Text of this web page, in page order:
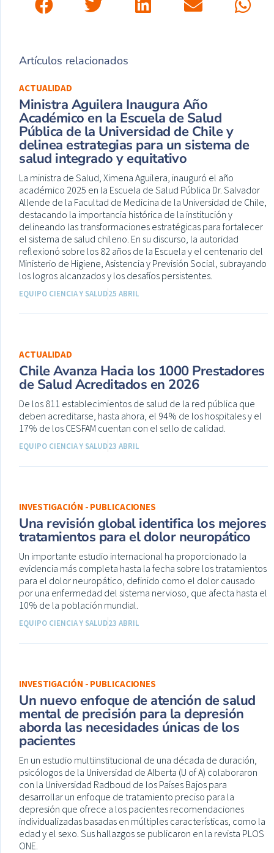
Artículos relacionados
ACTUALIDAD
Ministra Aguilera Inaugura Año
Académico en la Escuela de Salud
Pública de la Universidad de Chile y
delinea estrategias para un sistema de
salud integrado y equitativo
La ministra de Salud, Ximena Aguilera, inauguró el año
académico 2025 en la Escuela de Salud Pública Dr. Salvador
Allende de la Facultad de Medicina de la Universidad de Chile,
destacando la importancia histórica de la institución y
delineando las transformaciones estratégicas para fortalecer
el sistema de salud chileno. En su discurso, la autoridad
reflexionó sobre los 82 años de la Escuela y el centenario del
Ministerio de Higiene, Asistencia y Previsión Social, subrayando
los logros alcanzados y los desafíos persistentes.
EQUIPO CIENCIA Y SALUD25 ABRIL
ACTUALIDAD
Chile Avanza Hacia los 1000 Prestadores
de Salud Acreditados en 2026
De los 811 establecimientos de salud de la red pública que
deben acreditarse, hasta ahora, el 94% de los hospitales y el
17% de los CESFAM cuentan con el sello de calidad.
EQUIPO CIENCIA Y SALUD23 ABRIL
INVESTIGACIÓN - PUBLICACIONES
Una revisión global identifica los mejores
tratamientos para el dolor neuropático
Un importante estudio internacional ha proporcionado la
evidencia más completa hasta la fecha sobre los tratamientos
para el dolor neuropático, definido como el dolor causado
por una enfermedad del sistema nervioso, que afecta hasta el
10% de la población mundial.
EQUIPO CIENCIA Y SALUD23 ABRIL
INVESTIGACIÓN - PUBLICACIONES
Un nuevo enfoque de atención de salud
mental de precisión para la depresión
aborda las necesidades únicas de los
pacientes
En un estudio multiinstitucional de una década de duración,
psicólogos de la Universidad de Alberta (U of A) colaboraron
con la Universidad Radboud de los Países Bajos para
desarrollar un enfoque de tratamiento preciso para la
depresión que ofrece a los pacientes recomendaciones
individualizadas basadas en múltiples características, como la
edad y el sexo. Sus hallazgos se publicaron en la revista PLOS
ONE.